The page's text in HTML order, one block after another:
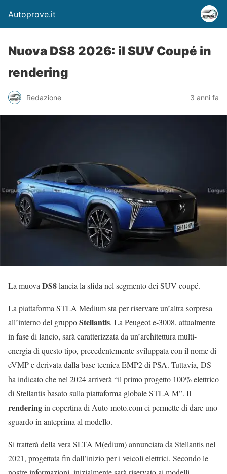
Autoprove.it
Nuova DS8 2026: il SUV Coupé in
rendering
Redazione 3 anni fa
La muova DS8lancia la sfida nel segmento dei SUV coupé.
La piattaforma STLA Medium sta per riservare un’altra sorpresa
all’interno del gruppoStellantis. La Peugeot e-3008, attualmente
in fase di lancio, sarà caratterizzata da un’architettura multi-
energia di questo tipo, precedentemente sviluppata con il nome di
eVMP e derivata dalla base tecnica EMP2 di PSA. Tuttavia, DS
ha indicato che nel 2024 arriverà “il primo progetto 100% elettrico
di Stellantis basato sulla piattaforma globale STLA M”. Il
renderingin copertina di Auto-moto.com ci permette di dare uno
sguardo in anteprima al modello.
Si tratterà della vera SLTA M(edium) annunciata da Stellantis nel
2021, progettata fin dall’inizio per i veicoli elettrici. Secondo le